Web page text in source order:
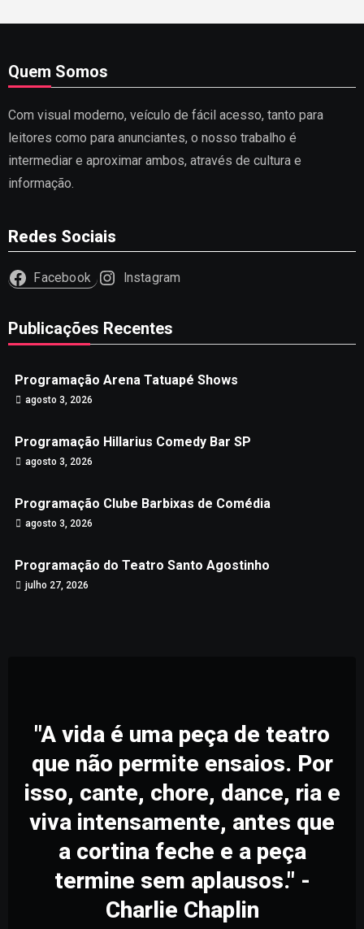
posts
Quem Somos
Com visual moderno, veículo de fácil acesso, tanto para
leitores como para anunciantes, o nosso trabalho é
intermediar e aproximar ambos, através de cultura e
informação.
Redes Sociais
Facebook Instagram
Publicações Recentes
Programação Arena Tatuapé Shows
agosto 3, 2026
Programação Hillarius Comedy Bar SP
agosto 3, 2026
Programação Clube Barbixas de Comédia
agosto 3, 2026
Programação do Teatro Santo Agostinho
julho 27, 2026
"A vida é uma peça de teatro
que não permite ensaios. Por
isso, cante, chore, dance, ria e
viva intensamente, antes que
a cortina feche e a peça
termine sem aplausos." -
Charlie Chaplin